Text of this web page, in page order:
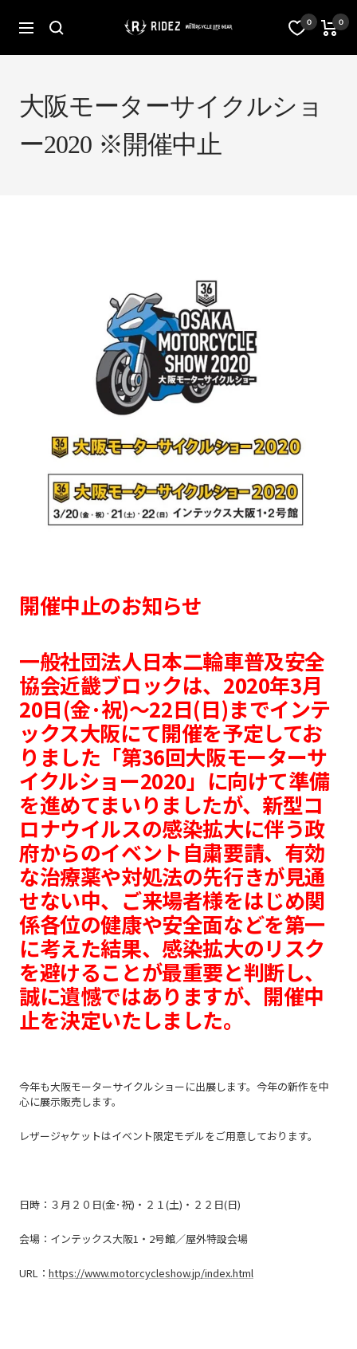
ン
ナ
ゲ
ョ
ン
オ
フ
ィ
ル
ス
ア
RIDEZ
0 0
大阪モーターサイクルショ
ー2020 ※開催中止
開催中止のお知らせ
一般社団法人日本二輪車普及安全
協会近畿ブロックは、2020年3月
20日(金･祝)～22日(日)までインテ
ックス大阪にて開催を予定してお
りました「第36回大阪モーターサ
イクルショー2020」に向けて準備
を進めてまいりましたが、新型コ
ロナウイルスの感染拡大に伴う政
府からのイベント自粛要請、有効
な治療薬や対処法の先行きが見通
せない中、ご来場者様をはじめ関
係各位の健康や安全面などを第一
に考えた結果、感染拡大のリスク
を避けることが最重要と判断し、
誠に遺憾ではありますが、開催中
止を決定いたしました。
今年も大阪モーターサイクルショーに出展します。今年の新作を中
心に展示販売します。
レザージャケットはイベント限定モデルをご用意しております。
日時：３月２０日(金･祝)・２１(土)・２２日(日)
会場：インテックス大阪1・2号館／屋外特設会場
URL： https://www.motorcycleshow.jp/index.html